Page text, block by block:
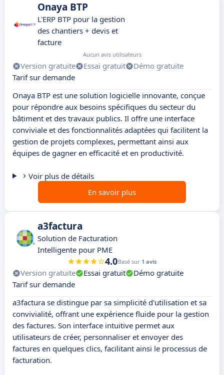
Onaya BTP
L'ERP BTP pour la gestion
des chantiers + devis et
facture
Aucun avis utilisateurs
Version gratuite Essai gratuit
Démo gratuite
Tarif sur demande
Onaya BTP est une solution logicielle innovante, conçue
pour répondre aux besoins spécifiques du secteur du
bâtiment et des travaux publics. Il offre une interface
conviviale et des fonctionnalités adaptées qui facilitent la
gestion de projets complexes, permettant ainsi aux
équipes de gagner en efficacité et en productivité.
Voir plus de détails
En savoir plus
a3factura
Solution de Facturation
Intelligente pour PME
4.0Basé sur 1 avis
Version gratuite Essai gratuit
Démo gratuite
Tarif sur demande
a3factura se distingue par sa simplicité d'utilisation et sa
convivialité, offrant une expérience fluide pour la gestion
des factures. Son interface intuitive permet aux
utilisateurs de créer, personnaliser et envoyer des
factures en quelques clics, facilitant ainsi le processus de
facturation.